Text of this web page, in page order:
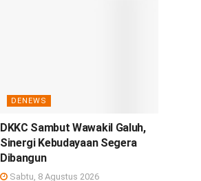
DENEWS
DKKC Sambut Wawakil Galuh,
Sinergi Kebudayaan Segera
Dibangun
Sabtu, 8 Agustus 2026